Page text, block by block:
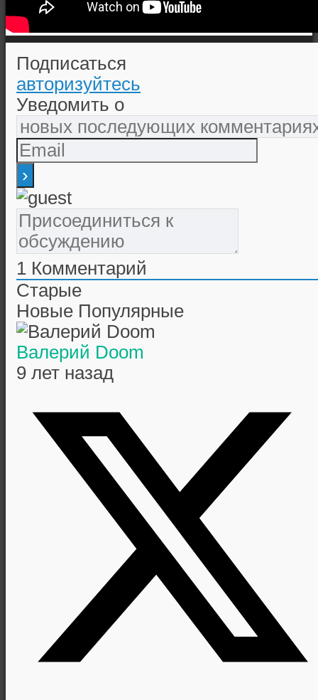
Подписаться
авторизуйтесь
Уведомить о
1 Комментарий
Старые
Новые Популярные
Валерий Doom
9 лет назад